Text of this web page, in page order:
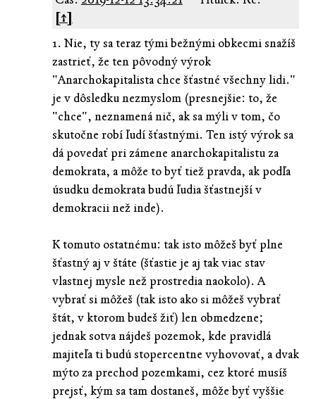
[↑]
1. Nie, ty sa teraz tými bežnými obkecmi snažíš
zastrieť, že ten pôvodný výrok
"Anarchokapitalista chce šťastné všechny lidi."
je v dôsledku nezmyslom (presnejšie: to, že
"chce", neznamená nič, ak sa mýli v tom, čo
skutočne robí ľudí šťastnými. Ten istý výrok sa
dá povedať pri zámene anarchokapitalistu za
demokrata, a môže to byť tiež pravda, ak podľa
úsudku demokrata budú ľudia šťastnejší v
demokracii než inde).
K tomuto ostatnému: tak isto môžeš byť plne
šťastný aj v štáte (šťastie je aj tak viac stav
vlastnej mysle než prostredia naokolo). A
vybrať si môžeš (tak isto ako si môžeš vybrať
štát, v ktorom budeš žiť) len obmedzene;
jednak sotva nájdeš pozemok, kde pravidlá
majiteľa ti budú stopercentne vyhovovať, a dvak
mýto za prechod pozemkami, cez ktoré musíš
prejsť, kým sa tam dostaneš, môže byť vyššie